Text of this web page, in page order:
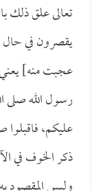
تعالى علق
يقصرون في حال
عجبت منه]
رسول الله صلى
عليكم،
ذكر الخوف في